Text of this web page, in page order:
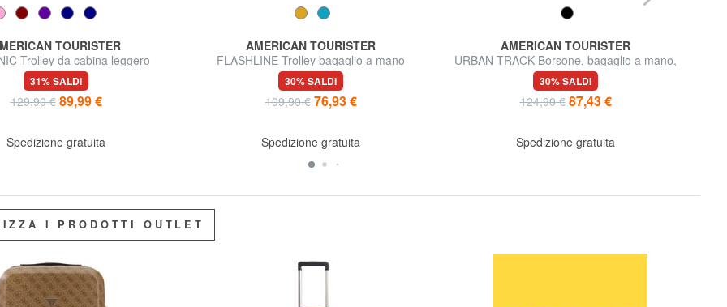
TOURISTER
Trolley da cabina leggero
31% SALDI
129,90 € 89,99 €
Spedizione gratuita
AMERICAN TOURISTER
FLASHLINE Trolley bagaglio a mano
30% SALDI
109,90 € 76,93 €
Spedizione gratuita
AMERICAN TOURISTER
URBAN TRACK Borsone, bagaglio a mano,
con ruote
30% SALDI
124,90 € 87,43 €
Spedizione gratuita
I PRODOTTI OUTLET